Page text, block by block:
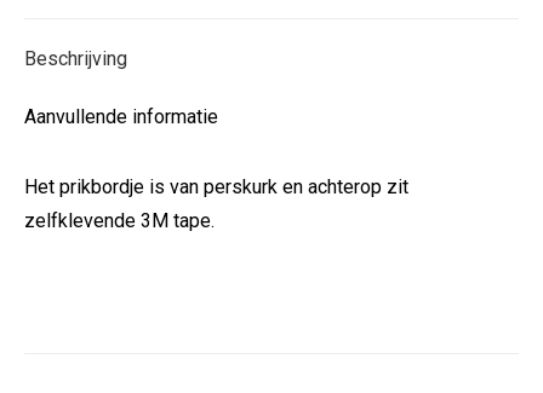
Beschrijving
Aanvullende informatie
Het prikbordje is van perskurk en achterop zit
zelfklevende 3M tape.